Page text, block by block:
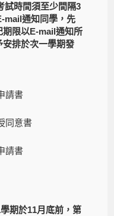
試時間須至少間隔3
mail通知同學，先
期限以E-mail通知所
排於次一學期發
請書
同意書
請書
期於11月底前，第